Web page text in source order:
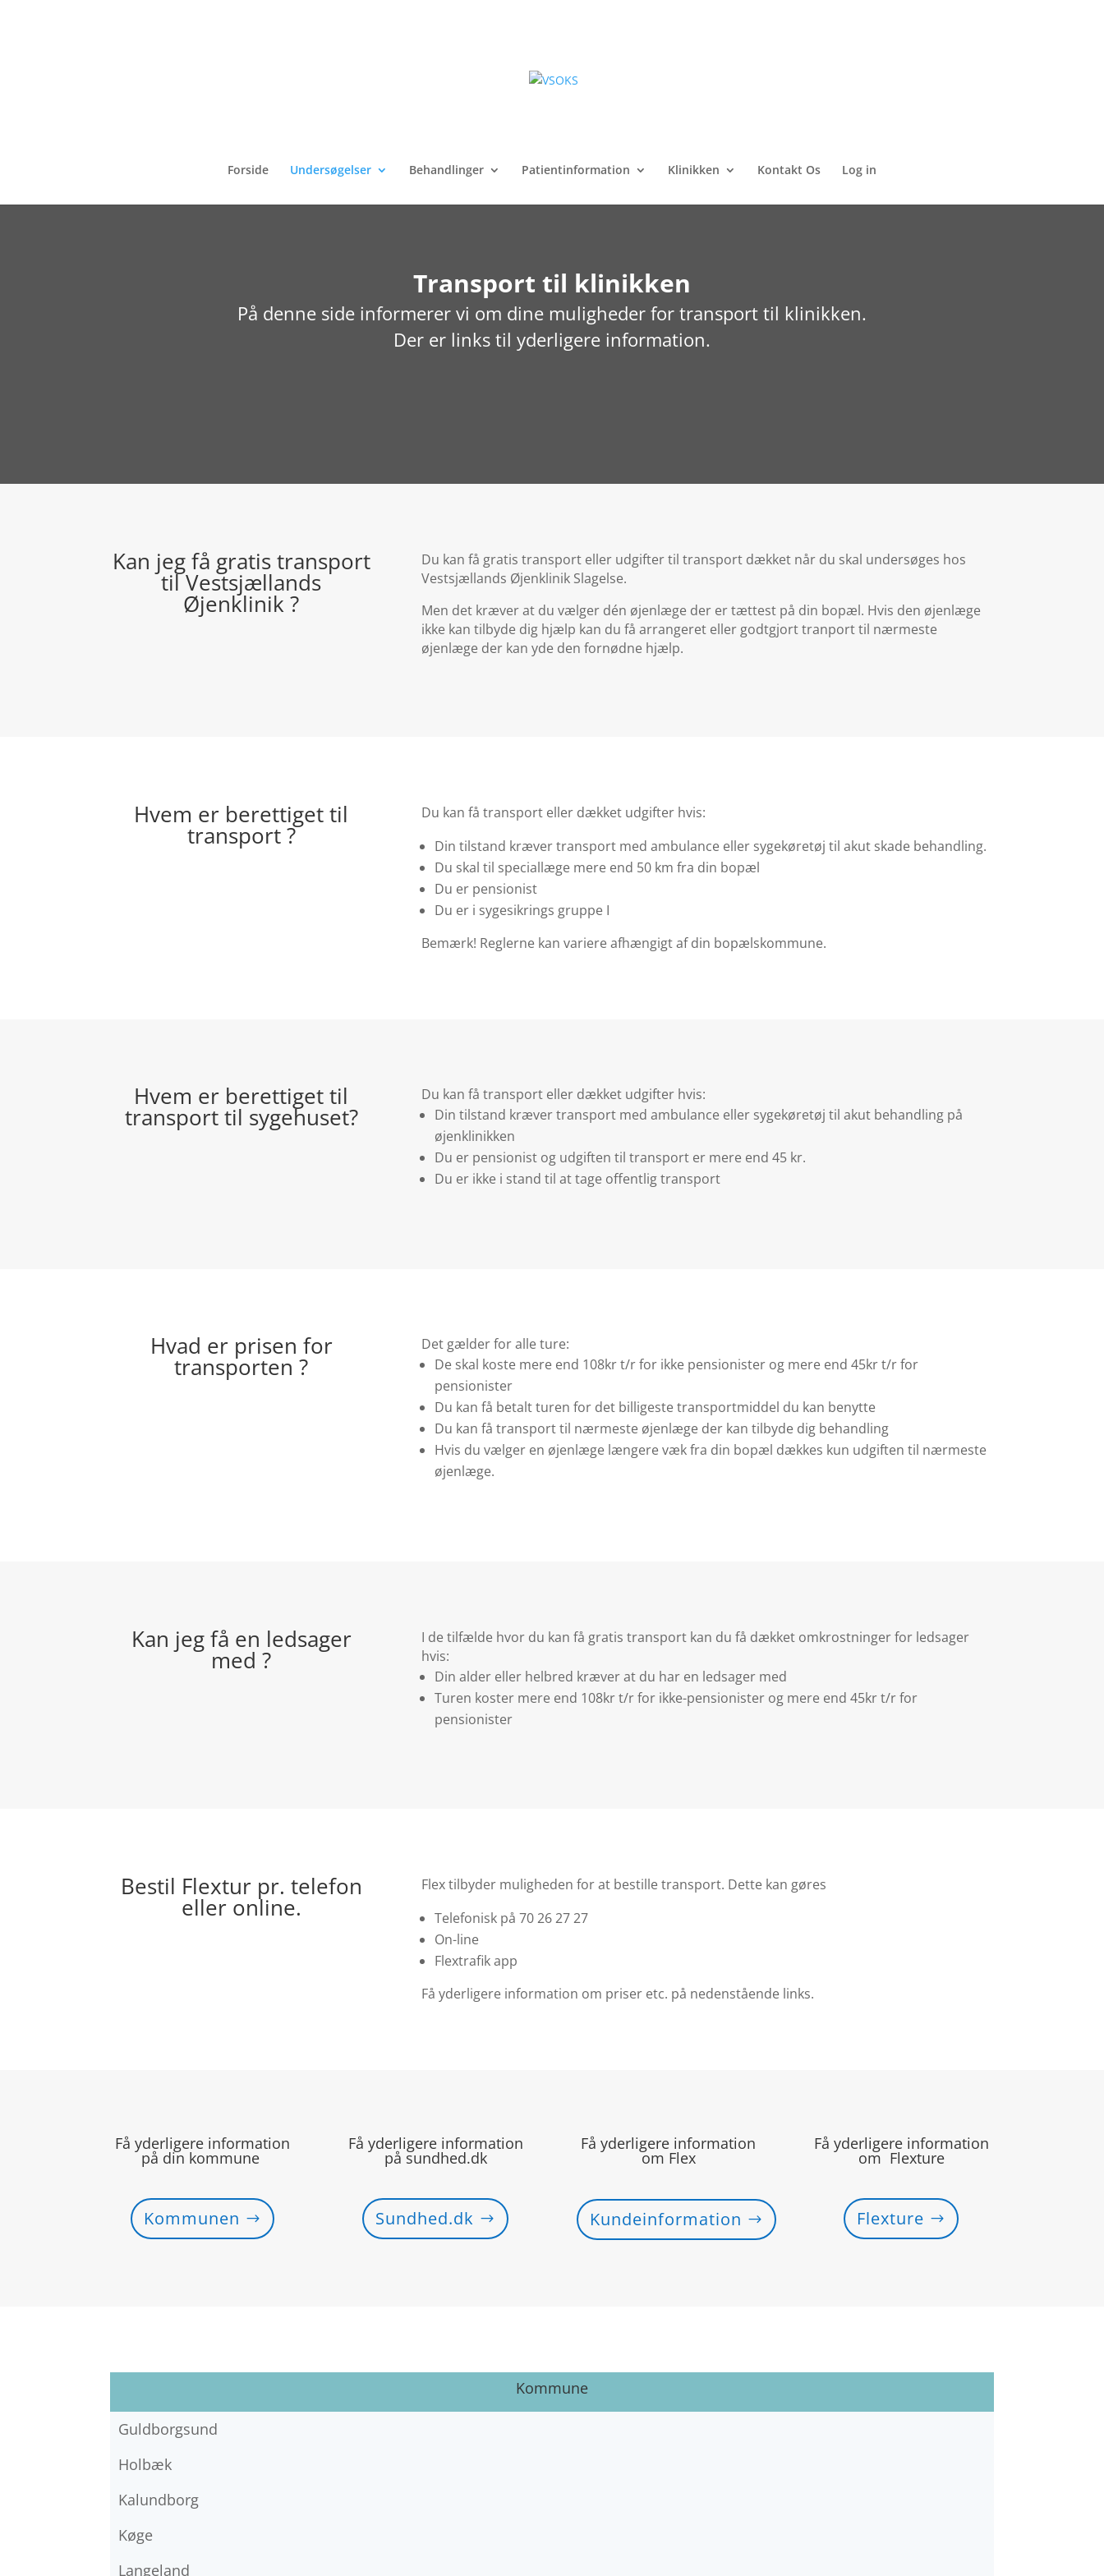
Forside Undersøgelser Behandlinger Patientinformation Klinikken Kontakt Os Log in
Transport til klinikken
På denne side informerer vi om dine muligheder for transport til klinikken.
Der er links til yderligere information.
Kan jeg få gratis transport
til Vestsjællands
Øjenklinik ?
Du kan få gratis transport eller udgifter til transport dækket når du skal undersøges hos
Vestsjællands Øjenklinik Slagelse.
Men det kræver at du vælger dén øjenlæge der er tættest på din bopæl. Hvis den øjenlæge
ikke kan tilbyde dig hjælp kan du få arrangeret eller godtgjort tranport til nærmeste
øjenlæge der kan yde den fornødne hjælp.
Hvem er berettiget til
transport ?
Du kan få transport eller dækket udgifter hvis:
Din tilstand kræver transport med ambulance eller sygekøretøj til akut skade behandling.
Du skal til speciallæge mere end 50 km fra din bopæl
Du er pensionist
Du er i sygesikrings gruppe I
Bemærk! Reglerne kan variere afhængigt af din bopælskommune.
Hvem er berettiget til
transport til sygehuset?
Du kan få transport eller dækket udgifter hvis:
Din tilstand kræver transport med ambulance eller sygekøretøj til akut behandling på
øjenklinikken
Du er pensionist og udgiften til transport er mere end 45 kr.
Du er ikke i stand til at tage offentlig transport
Hvad er prisen for
transporten ?
Det gælder for alle ture:
De skal koste mere end 108kr t/r for ikke pensionister og mere end 45kr t/r for
pensionister
Du kan få betalt turen for det billigeste transportmiddel du kan benytte
Du kan få transport til nærmeste øjenlæge der kan tilbyde dig behandling
Hvis du vælger en øjenlæge længere væk fra din bopæl dækkes kun udgiften til nærmeste
øjenlæge.
Kan jeg få en ledsager
med ?
I de tilfælde hvor du kan få gratis transport kan du få dækket omkrostninger for ledsager
hvis:
Din alder eller helbred kræver at du har en ledsager med
Turen koster mere end 108kr t/r for ikke-pensionister og mere end 45kr t/r for
pensionister
Bestil Flextur pr. telefon
eller online.
Flex tilbyder muligheden for at bestille transport. Dette kan gøres
Telefonisk på 70 26 27 27
On-line
Flextrafik app
Få yderligere information om priser etc. på nedenstående links.
Få yderligere information
på din kommune
Kommunen
Få yderligere information
på sundhed.dk
Sundhed.dk
Få yderligere information
om Flex
Kundeinformation
Få yderligere information
om Flexture
Flexture
Kommune
Guldborgsund
Holbæk
Kalundborg
Køge
Langeland